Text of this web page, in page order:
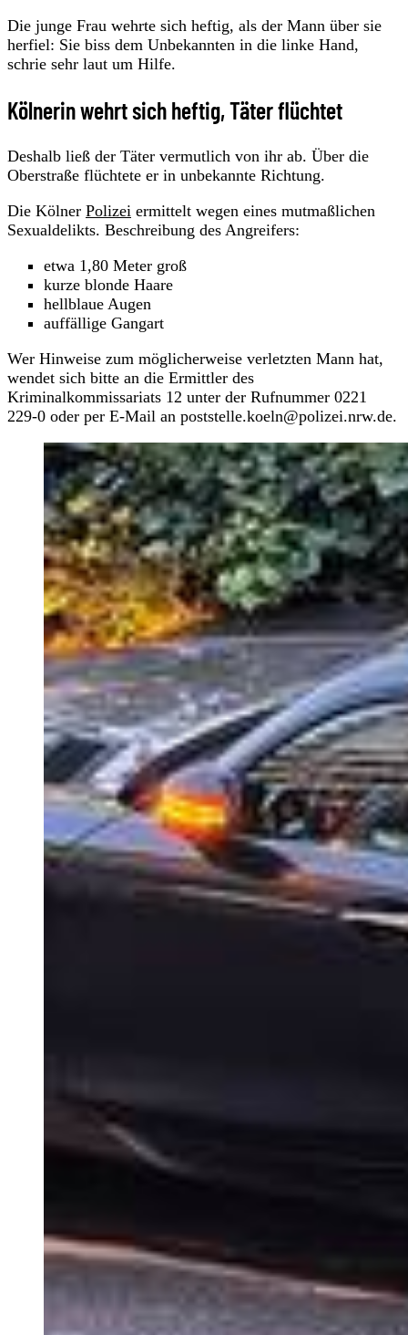
Die junge Frau wehrte sich heftig, als der Mann über sie
herfiel: Sie biss dem Unbekannten in die linke Hand,
schrie sehr laut um Hilfe.
Kölnerin wehrt sich heftig, Täter flüchtet
Deshalb ließ der Täter vermutlich von ihr ab. Über die
Oberstraße flüchtete er in unbekannte Richtung.
Die Kölner Polizei ermittelt wegen eines mutmaßlichen
Sexualdelikts. Beschreibung des Angreifers:
etwa 1,80 Meter groß
kurze blonde Haare
hellblaue Augen
auffällige Gangart
Wer Hinweise zum möglicherweise verletzten Mann hat,
wendet sich bitte an die Ermittler des
Kriminalkommissariats 12 unter der Rufnummer 0221
229-0 oder per E-Mail an poststelle.koeln@polizei.nrw.de.